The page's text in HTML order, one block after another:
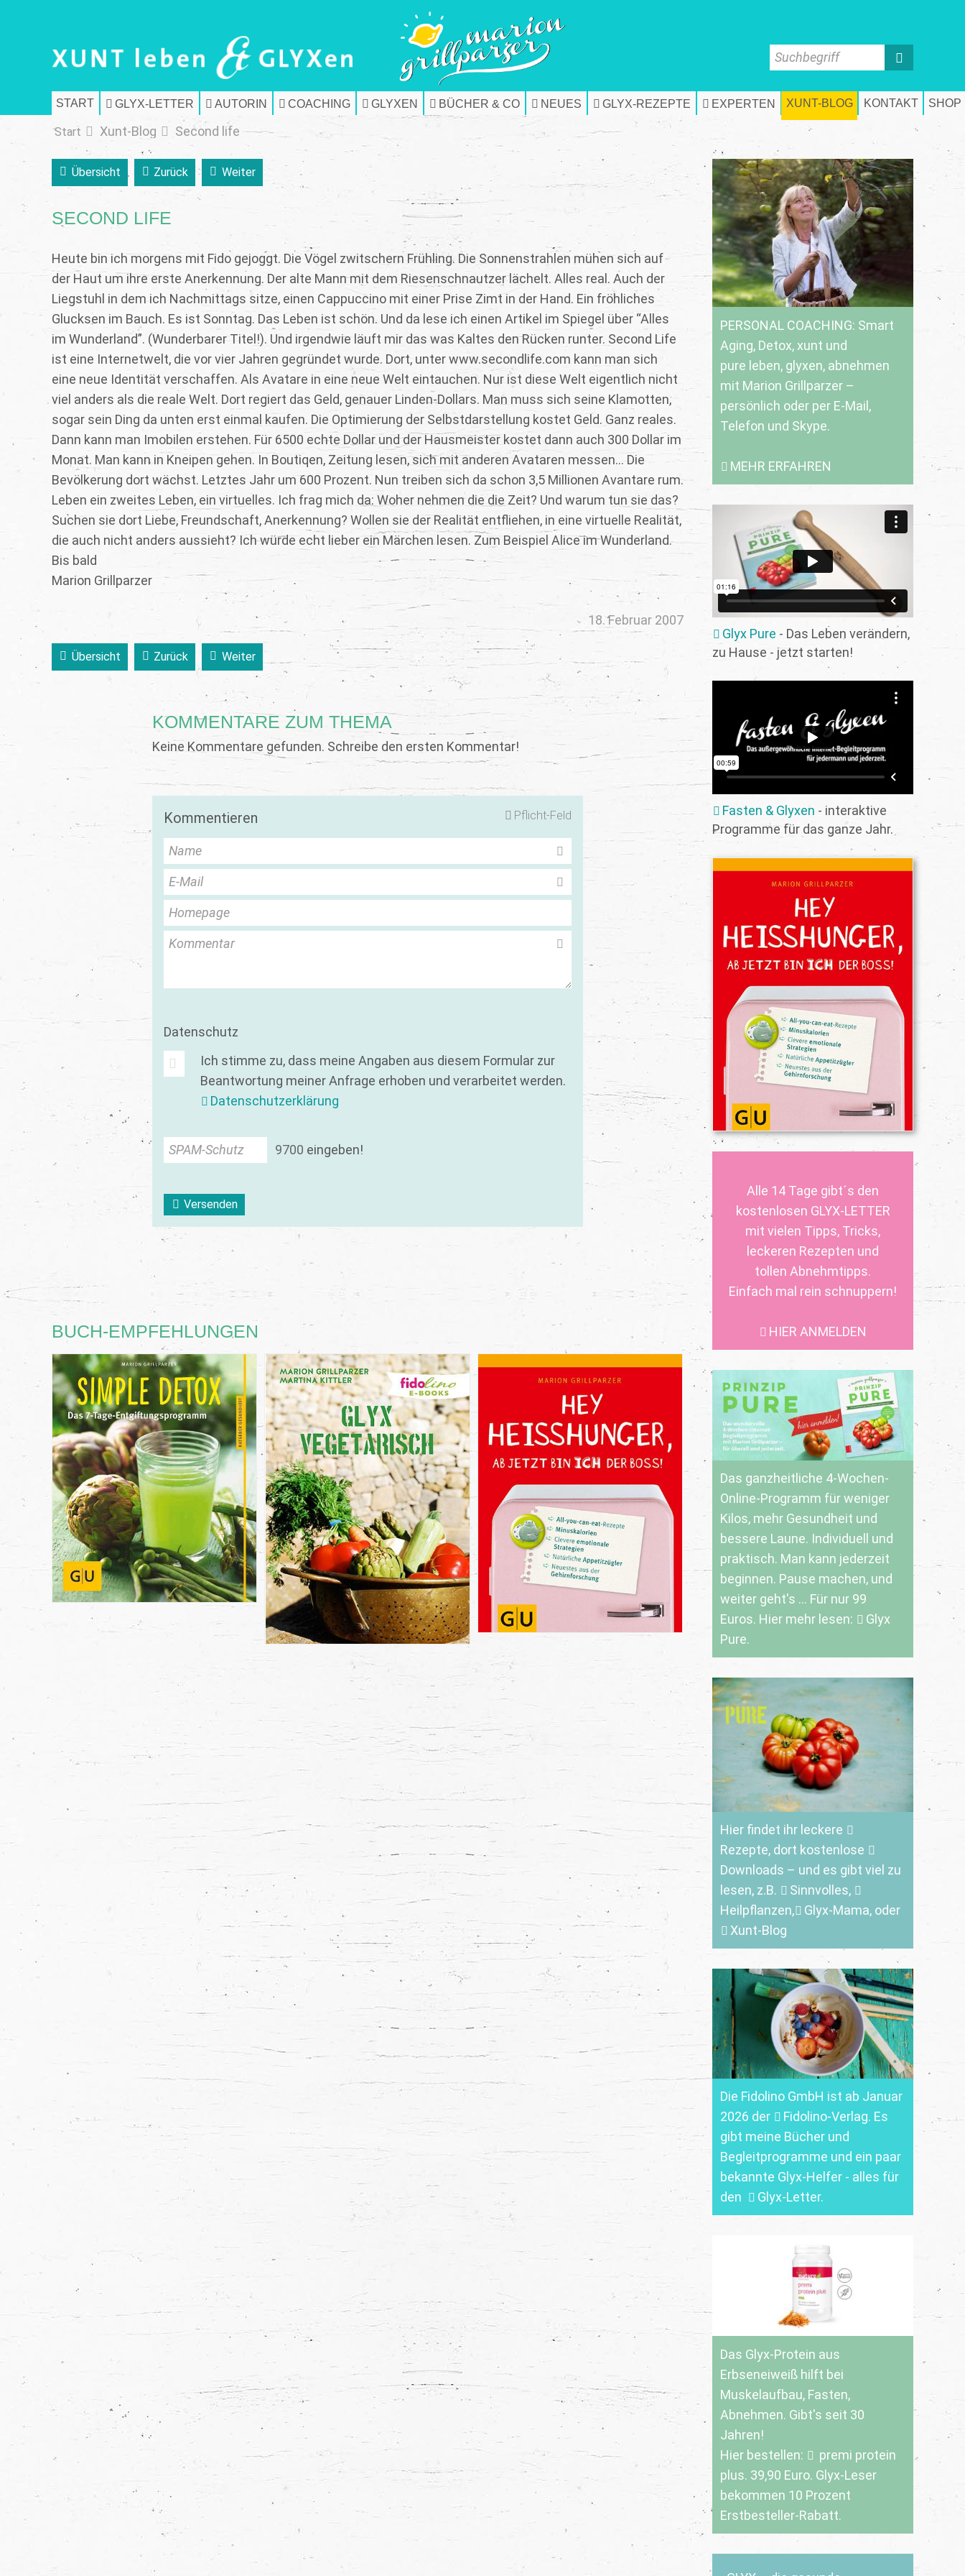
START GLYX-LETTER AUTORIN COACHING GLYXEN BÜCHER & CO NEUES GLYX-REZEPTE EXPERTEN XUNT-BLOG KONTAKT SHOP
Suchbegriff
Start Xunt-Blog Second life
PERSONAL COACHING: Smart
Aging, Detox, xunt und
pure leben, glyxen, abnehmen
mit Marion Grillparzer –
persönlich oder per E-Mail,
Telefon und Skype.
MEHR ERFAHREN
Glyx Pure - Das Leben verändern,
zu Hause - jetzt starten!
Fasten & Glyxen - interaktive
Programme für das ganze Jahr.
Alle 14 Tage gibt´s den
kostenlosen GLYX-LETTER
mit vielen Tipps, Tricks,
leckeren Rezepten und
tollen Abnehmtipps.
Einfach mal rein schnuppern!
HIER ANMELDEN
Das ganzheitliche 4-Wochen-
Online-Programm für weniger
Kilos, mehr Gesundheit und
bessere Laune. Individuell und
praktisch. Man kann jederzeit
beginnen. Pause machen, und
weiter geht's ... Für nur 99
Euros. Hier mehr lesen:
Glyx
Pure.
Hier findet ihr leckere
Rezepte, dort kostenlose
Downloads – und es gibt viel zu
lesen, z.B.
Sinnvolles,
Heilpflanzen,
Glyx-Mama, oder
Xunt-Blog
Die Fidolino GmbH ist ab Januar
2026 der
Fidolino-Verlag. Es
gibt meine Bücher und
Begleitprogramme und ein paar
bekannte Glyx-Helfer - alles für
den
Glyx-Letter.
Das Glyx-Protein aus
Erbseneiweiß hilft bei
Muskelaufbau, Fasten,
Abnehmen. Gibt's seit 30
Jahren!
Hier bestellen:
premi protein
plus. 39,90 Euro. Glyx-Leser
bekommen 10 Prozent
Erstbesteller-Rabatt.
Übersicht Zurück Weiter
SECOND LIFE
Heute bin ich morgens mit Fido gejoggt. Die Vögel zwitschern Frühling. Die Sonnenstrahlen mühen sich auf
der Haut um ihre erste Anerkennung. Der alte Mann mit dem Riesenschnautzer lächelt. Alles real. Auch der
Liegstuhl in dem ich Nachmittags sitze, einen Cappuccino mit einer Prise Zimt in der Hand. Ein fröhliches
Glucksen im Bauch. Es ist Sonntag. Das Leben ist schön. Und da lese ich einen Artikel im Spiegel über “Alles
im Wunderland”. (Wunderbarer Titel!). Und irgendwie läuft mir das was Kaltes den Rücken runter. Second Life
ist eine Internetwelt, die vor vier Jahren gegründet wurde. Dort, unter www.secondlife.com kann man sich
eine neue Identität verschaffen. Als Avatare in eine neue Welt eintauchen. Nur ist diese Welt eigentlich nicht
viel anders als die reale Welt. Dort regiert das Geld, genauer Linden-Dollars. Man muss sich seine Klamotten,
sogar sein Ding da unten erst einmal kaufen. Die Optimierung der Selbstdarstellung kostet Geld. Ganz reales.
Dann kann man Imobilen erstehen. Für 6500 echte Dollar und der Hausmeister kostet dann auch 300 Dollar im
Monat. Man kann in Kneipen gehen. In Boutiqen, Zeitung lesen, sich mit anderen Avataren messen… Die
Bevölkerung dort wächst. Letztes Jahr um 600 Prozent. Nun treiben sich da schon 3,5 Millionen Avantare rum.
Leben ein zweites Leben, ein virtuelles. Ich frag mich da: Woher nehmen die die Zeit? Und warum tun sie das?
Suchen sie dort Liebe, Freundschaft, Anerkennung? Wollen sie der Realität entfliehen, in eine virtuelle Realität,
die auch nicht anders aussieht? Ich würde echt lieber ein Märchen lesen. Zum Beispiel Alice im Wunderland.
Bis bald
Marion Grillparzer
18. Februar 2007
Übersicht Zurück Weiter
KOMMENTARE ZUM THEMA
Keine Kommentare gefunden. Schreibe den ersten Kommentar!
Pflicht-Feld
Kommentieren
Name
E-Mail
Homepage
Kommentar
Datenschutz
Ich stimme zu, dass meine Angaben aus diesem Formular zur
Beantwortung meiner Anfrage erhoben und verarbeitet werden.
Datenschutzerklärung
SPAM-Schutz 9700 eingeben!
Versenden
BUCH-EMPFEHLUNGEN